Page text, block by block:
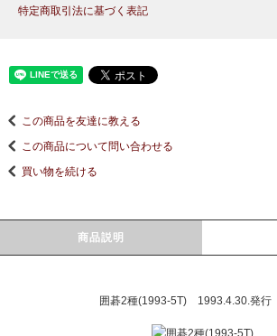
特定商取引法に基づく表記
この商品を友達に教える
この商品について問い合わせる
買い物を続ける
商品説明
囲碁2種(1993-5T) 1993.4.30.発行